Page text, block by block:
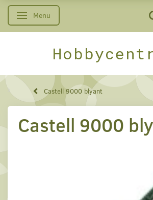
Skifte navigation
Menu
Castell 9000 blyant
Castell 9000